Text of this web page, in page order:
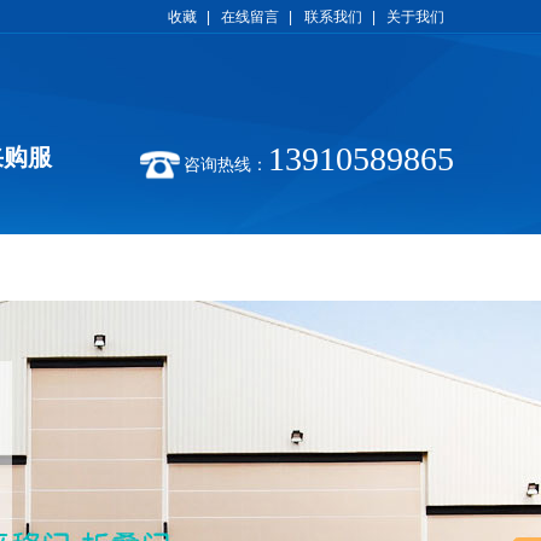
收藏 在线留言 联系我们 关于我们
服 咨询热线： 13910589865